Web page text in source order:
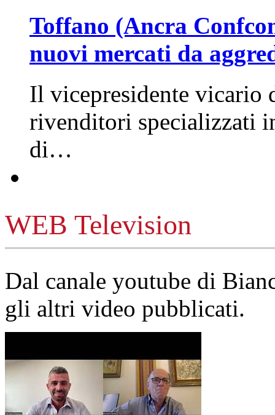
Toffano (Ancra
nuovi mercati da
Il vicepresidente vicario
rivenditori specializzati
di…
WEB Television
Dal canale youtube di
gli altri video pubblicati.